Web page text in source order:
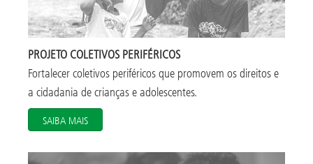
PROJETO COLETIVOS PERIFÉRICOS
Fortalecer coletivos periféricos que promovem os direitos e
a cidadania de crianças e adolescentes.
SAIBA MAIS